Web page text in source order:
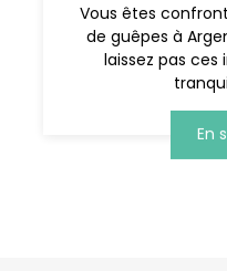
Vous êtes
de guêpes à
laissez pas
En